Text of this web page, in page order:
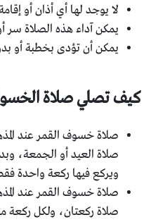
لا يوجد لها أي أذان أو
يمكن آداء هذه الصلاة سر
يمكن أن تؤدى بخطبة أو
كيف تصلي صلاة
صلاة خسوف القمر عند
صلاة العيد أو الجمعة،
ويركع فيها ركعة واحدة
صلاة خسوف القمر عند
صلاة ركعتان، ولكل ركعة